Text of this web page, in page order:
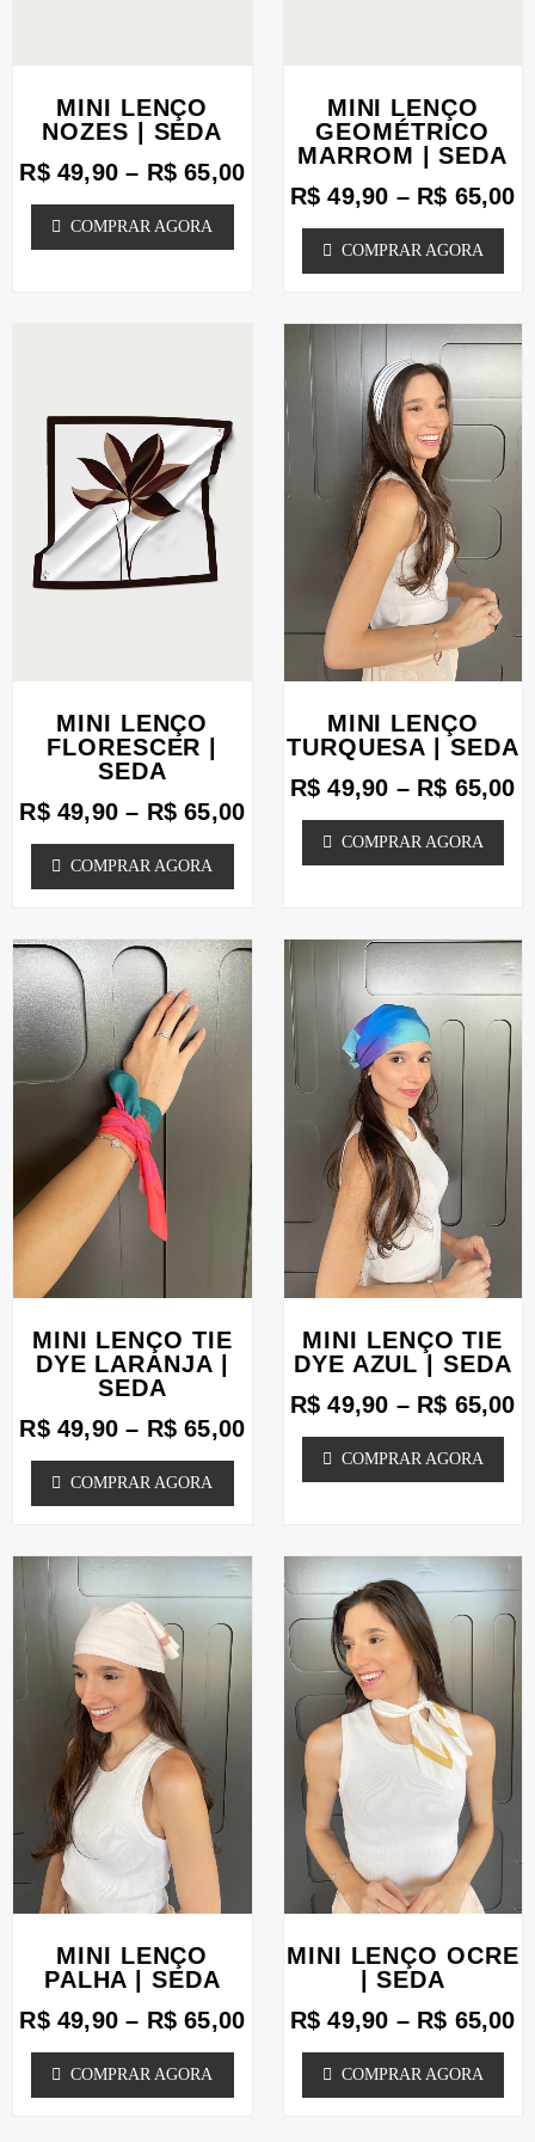
MINI LENÇO
NOZES | SEDA
R$49,90 – R$65,00
COMPRAR AGORA
na
página
do
produto
MINI LENÇO
GEOMÉTRICO
MARROM | SEDA
R$ 49,90 – R$ 65,00
COMPRAR AGORA
na
página
do
produto
MINI LENÇO
FLORESCER |
SEDA
R$49,90 – R$65,00
preço:
R$ 49,90
através
R$ 65,00
COMPRAR AGORA
tem
várias
variantes.
As
opções
na
página
do
produto
MINI LENÇO
TURQUESA | SEDA
R$ 49,90 – R$ 65,00
COMPRAR AGORA
Este
produto
tem
várias
variantes.
As
opções
podem
ser
escolhidas
na
página
do
produto
MINI LENÇO TIE
DYE LARANJA |
SEDA
R$49,90 – R$65,00
Faixa
preço:
R$ 49,90
através
R$ 65,00
COMPRAR AGORA
Este
produto
tem
várias
variantes.
As
opções
podem
escolhidas
na
página
do
produto
MINI LENÇO TIE
DYE AZUL | SEDA
R$ 49,90 – R$ 65,00
COMPRAR AGORA
Este
produto
tem
várias
variantes.
As
opções
podem
escolhidas
na
página
do
produto
MINI LENÇO
PALHA | SEDA
R$49,90 – R$65,00
Faixa
de
preço:
R$ 49,90
através
R$ 65,00
COMPRAR AGORA
Este
produto
tem
várias
variantes.
As
opções
podem
ser
escolhidas
na
página
do
produto
MINI LENÇO OCRE
| SEDA
R$ 49,90 – R$ 65,00
COMPRAR AGORA
Este
produto
tem
várias
variantes.
As
ser
escolhidas
na
página
do
produto